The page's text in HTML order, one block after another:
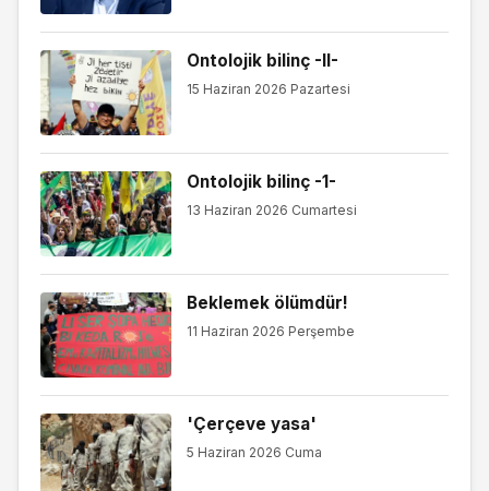
Ontolojik bilinç -II-
15 Haziran 2026 Pazartesi
Ontolojik bilinç -1-
13 Haziran 2026 Cumartesi
Beklemek ölümdür!
11 Haziran 2026 Perşembe
'Çerçeve yasa'
5 Haziran 2026 Cuma